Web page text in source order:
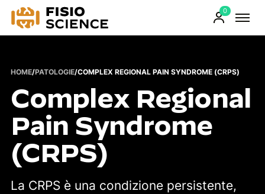
0
Prodotti
HOME/PATOLOGIE/COMPLEX REGIONAL PAIN SYNDROME (CRPS)
Complex Regional
Pain Syndrome
(CRPS)
La CRPS è una condizione persistente,